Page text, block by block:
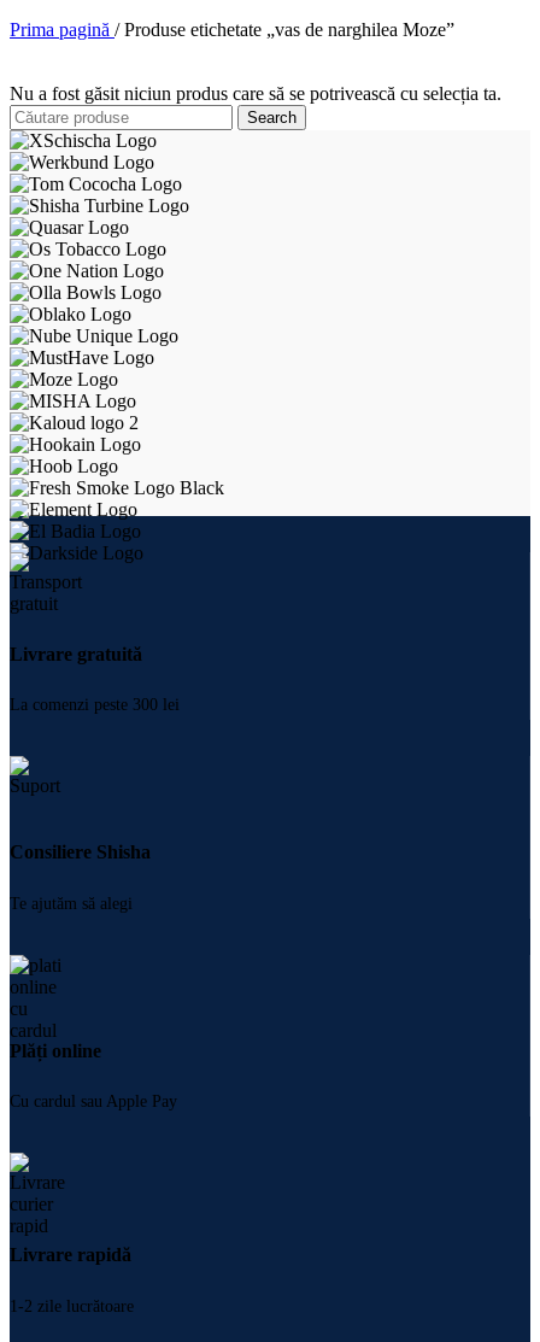
Prima pagină / Produse etichetate „vas de narghilea Moze”
Nu a fost găsit niciun produs care să se potrivească cu selecția ta.
Search
Livrare gratuită
La comenzi peste 300 lei
Consiliere Shisha
Te ajutăm să alegi
Plăți online
Cu cardul sau Apple Pay
Livrare rapidă
1-2 zile lucrătoare